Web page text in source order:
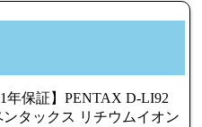
1年保証】PENTAX D-LI92
ンタックス リチウムイオン